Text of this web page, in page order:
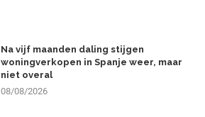
Na vijf maanden daling stijgen
woningverkopen in Spanje weer, maar
niet overal
08/08/2026